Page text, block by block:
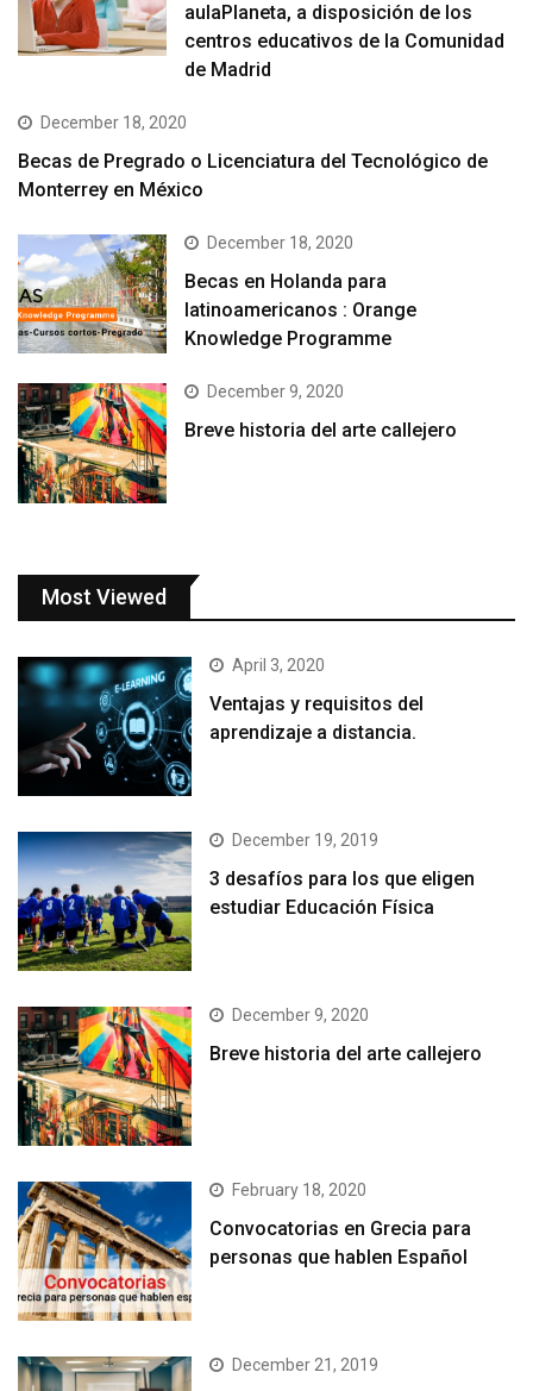
aulaPlaneta, a disposición de los
centros educativos de la Comunidad
de Madrid
December 18, 2020
Becas de Pregrado o Licenciatura del Tecnológico de
Monterrey en México
December 18, 2020
Becas en Holanda para
latinoamericanos : Orange
Knowledge Programme
December 9, 2020
Breve historia del arte callejero
Most Viewed
April 3, 2020
Ventajas y requisitos del
aprendizaje a distancia.
December 19, 2019
3 desafíos para los que eligen
estudiar Educación Física
December 9, 2020
Breve historia del arte callejero
February 18, 2020
Convocatorias en Grecia para
personas que hablen Español
December 21, 2019